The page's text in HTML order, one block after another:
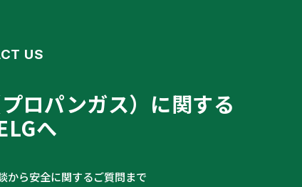
US
ロパンガス）に関する
へ
から安全に関するご質問まで